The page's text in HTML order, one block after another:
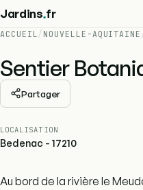
Jardins.fr
ACCUEIL/ NOUVELLE-AQUITAINE
Sentier
Partager
LOCALISATION
Bedenac - 17210
Au bord de la rivière le